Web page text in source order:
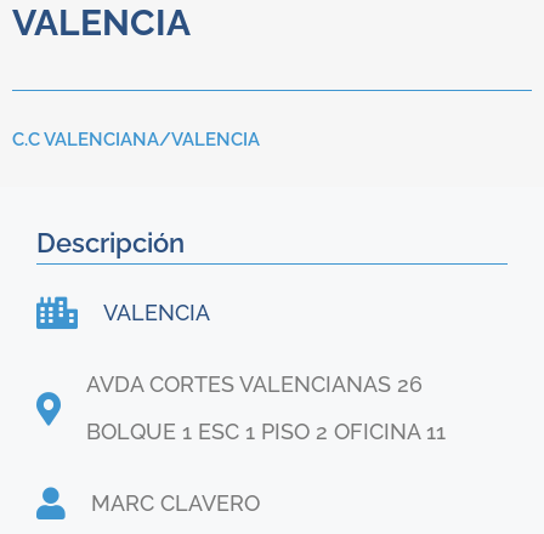
VALENCIA
C.C VALENCIANA/VALENCIA
Descripción
VALENCIA
AVDA CORTES VALENCIANAS 26
BOLQUE 1 ESC 1 PISO 2 OFICINA 11
MARC CLAVERO